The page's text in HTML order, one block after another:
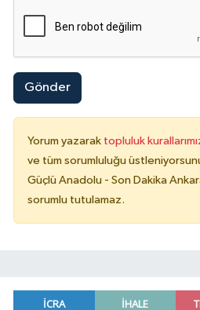
Gönder
Yorum yazarak topluluk
ve tüm sorumluluğu
Güçlü Anadolu - Son Dakika
sorumlu tutulamaz.